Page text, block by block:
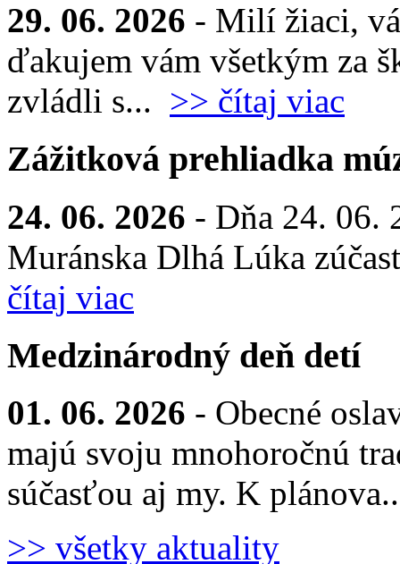
29. 06. 2026 - Milí žiaci,
ďakujem vám všetkým za
zvládli s... >> čítaj viac
Zážitková prehliadka
24. 06. 2026 - Dňa 24. 06.
Muránska Dlhá Lúka
čítaj viac
Medzinárodný deň detí
01. 06. 2026 - Obecné
majú svoju mnohoročnú
súčasťou aj my. K
>> všetky aktuality